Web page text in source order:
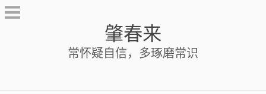
Skip
to
肇春来
常怀疑自信，多琢磨常识